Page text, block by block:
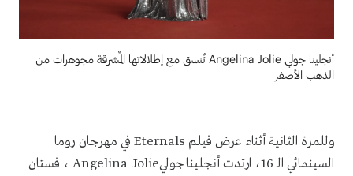
أنجلينا جولي Angelina Jolie تٌنسق مع إطلالاتها المٌشرقة مجوهرات من
الذهب الأصفر
وللمرة الثانية أثناء عرض فيلم Eternals في مهرجان روما
السينمائي الـ 16، ارتدت أنجلينا جولي
Angelina Jolie ، فستان